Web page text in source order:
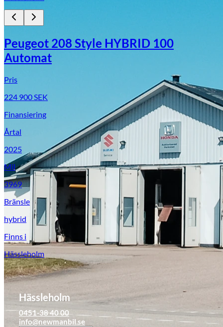
Peugeot 208 Style HYBRID 100
Automat
Pris
224 900SEK
Finansiering
Årtal
2025
Mil
3969
Bränsle
hybrid
Finns i
Hässleholm
Hässleholm
0451-38 40 00
info@newmanbil.se